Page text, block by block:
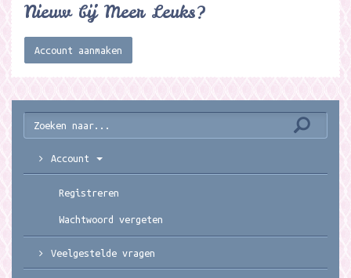
Nieuw bij Meer Leuks?
Account aanmaken
Account
Registreren
Wachtwoord vergeten
Veelgestelde vragen